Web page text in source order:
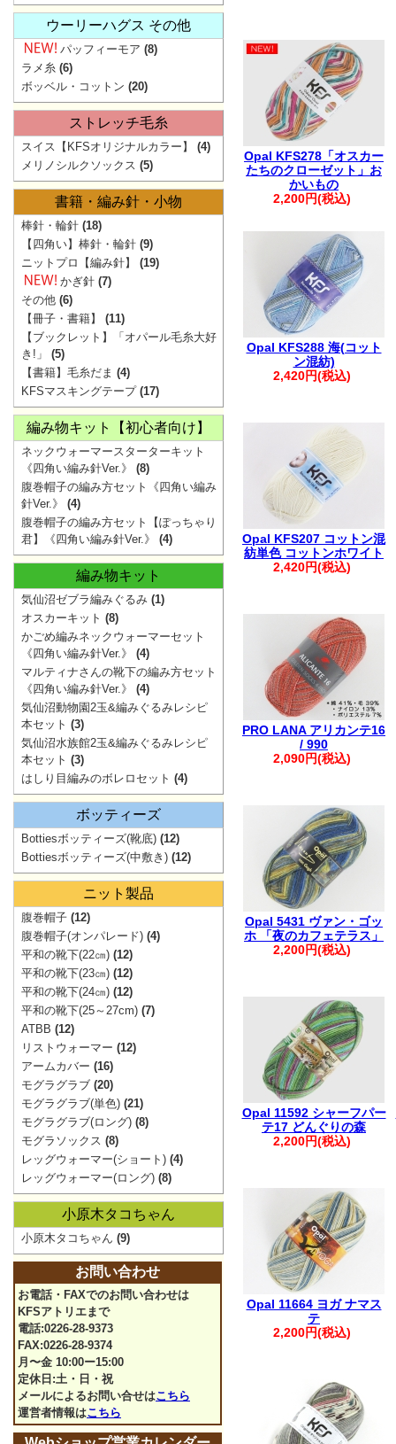
ご注文・お問
。.。:+* ゜ ゜
【ご注文に関
・ご登録の際
さい。
・ご注文後は
確認ください。
※購入履歴に
ざいますので
・ご入金後の
・商品の取り
・着日指定は
※1週間を超え
ます。
・複数回に分
文につきまし
います。
・お振込みで
ご注文も1件
・自動返信メ
ご連絡くださ
※※弊社からの
入りますが、
。.。:+* ゜ ゜
Opal KFS278「オスカー
たちのクローゼット」お
かいもの
2,200円(税込)
Opal KFS288 海(コット
ン混紡)
2,420円(税込)
Opal KFS207 コットン混
紡単色 コットンホワイト
2,420円(税込)
PRO LANA アリカンテ16
/ 990
2,090円(税込)
Opal 5431 ヴァン・ゴッ
ホ 「夜のカフェテラス」
2,200円(税込)
Opal 11592 シャーフパー
テ17 どんぐりの森
2,200円(税込)
Opal 11664 ヨガ ナマス
テ
2,200円(税込)
ウーリーハグス その他
パッフィーモア (8)
ラメ糸 (6)
ボッベル・コットン (20)
ストレッチ毛糸
スイス【KFSオリジナルカラー】
(4)
メリノシルクソックス (5)
書籍・編み針・小物
棒針・輪針 (18)
【四角い】棒針・輪針 (9)
ニットプロ【編み針】
(19)
かぎ針 (7)
その他 (6)
【冊子・書籍】
(11)
【ブックレット】「オパール毛糸大好
き!」
(5)
【書籍】毛糸だま (4)
KFSマスキングテープ(17)
編み物キット【初心者向け】
ネックウォーマースターターキット
《四角い編み針Ver.》
(8)
腹巻帽子の編み方セット《四角い編み
針Ver.》
(4)
腹巻帽子の編み方セット【ぽっちゃり
君】《四角い編み針Ver.》
(4)
編み物キット
気仙沼ゼブラ編みぐるみ (1)
オスカーキット (8)
かごめ編みネックウォーマーセット
《四角い編み針Ver.》
(4)
マルティナさんの靴下の編み方セット
《四角い編み針Ver.》
(4)
気仙沼動物園2玉&編みぐるみレシピ
本セット (3)
気仙沼水族館2玉&編みぐるみレシピ
本セット (3)
はしり目編みのボレロセット (4)
ボッティーズ
Bottiesボッティーズ(靴底) (12)
Bottiesボッティーズ(中敷き) (12)
ニット製品
腹巻帽子 (12)
腹巻帽子(オンパレード) (4)
平和の靴下(22㎝) (12)
平和の靴下(23㎝) (12)
平和の靴下(24㎝) (12)
平和の靴下(25～27cm) (7)
ATBB (12)
リストウォーマー (12)
アームカバー (16)
モグラグラブ (20)
モグラグラブ(単色) (21)
モグラグラブ(ロング) (8)
モグラソックス (8)
レッグウォーマー(ショート) (4)
レッグウォーマー(ロング) (8)
小原木タコちゃん
小原木タコちゃん (9)
お問い合わせ
お電話・FAXでのお問い合わせは
KFSアトリエまで
電話:0226-28-9373
FAX:0226-28-9374
月〜金 10:00ー15:00
定休日:土・日・祝
メールによるお問い合せはこちら
運営者情報はこちら